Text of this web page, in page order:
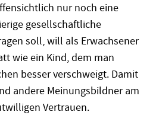
nur noch eine
gesellschaftliche
soll, will als Erwachsener
wie ein Kind, dem man
besser verschweigt. Damit
andere Meinungsbildner am
Vertrauen.